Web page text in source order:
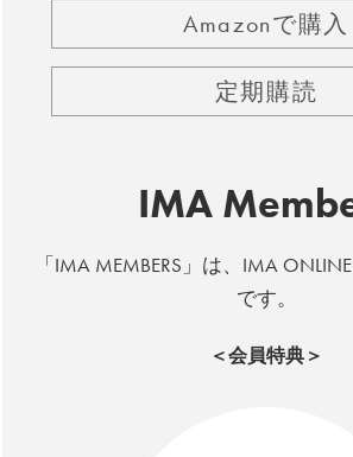
Amazonで購入
定期購読
IMA
「IMA MEMBERS」は、IMA
です。
＜会員特典＞